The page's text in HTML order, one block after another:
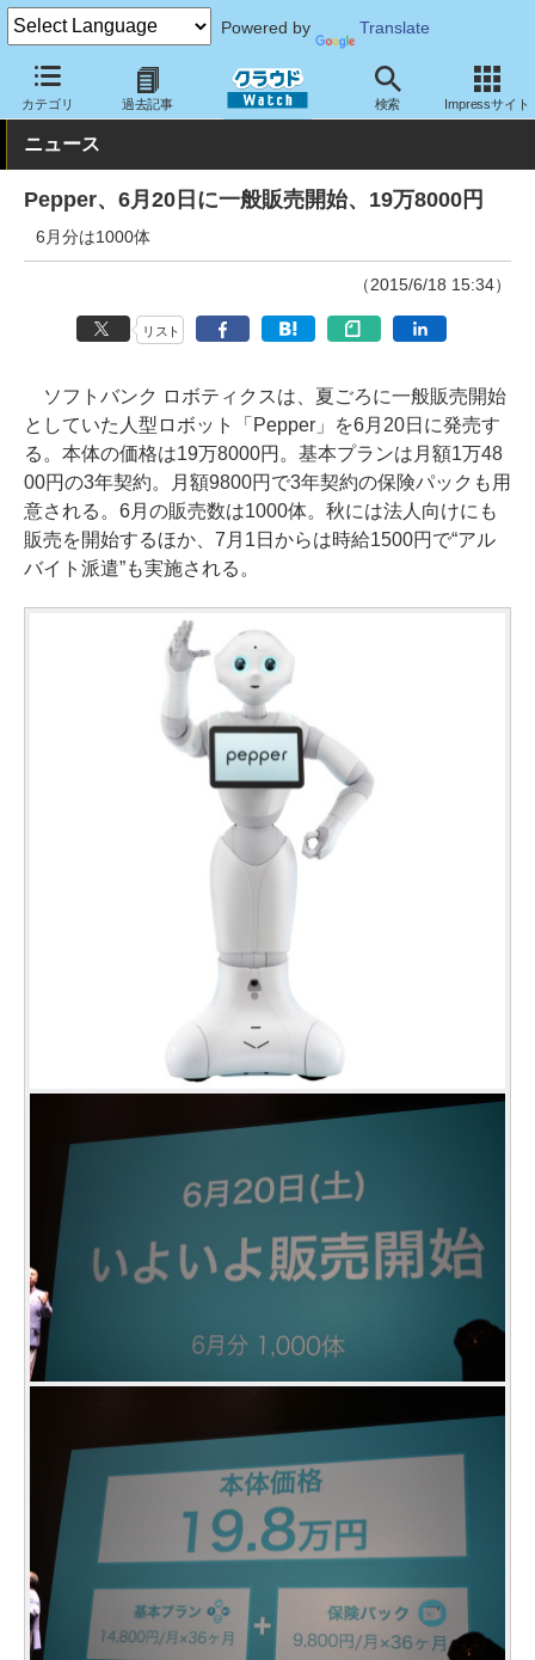
Powered by Translate
カテゴリ 過去記事 検索 Impressサイト
クラウド Watch ハード・インフラ ハードウェア その他
ニュース
Pepper、6月20日に一般販売開始、19万8000円
6月分は1000体
（2015/6/18 15:34）
リスト
ソフトバンク ロボティクスは、夏ごろに一般販売開始
としていた人型ロボット「Pepper」を6月20日に発売す
る。本体の価格は19万8000円。基本プランは月額1万48
00円の3年契約。月額9800円で3年契約の保険パックも用
意される。6月の販売数は1000体。秋には法人向けにも
販売を開始するほか、7月1日からは時給1500円で“アル
バイト派遣”も実施される。